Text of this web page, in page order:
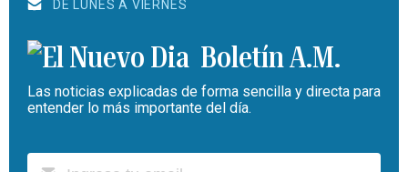
DE LUNES A VIERNES
Boletín A.M.
Las noticias explicadas de forma sencilla y directa para
entender lo más importante del día.